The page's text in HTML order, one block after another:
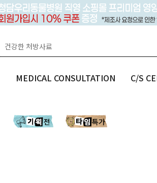
MEDICAL CONSULTATION C/S